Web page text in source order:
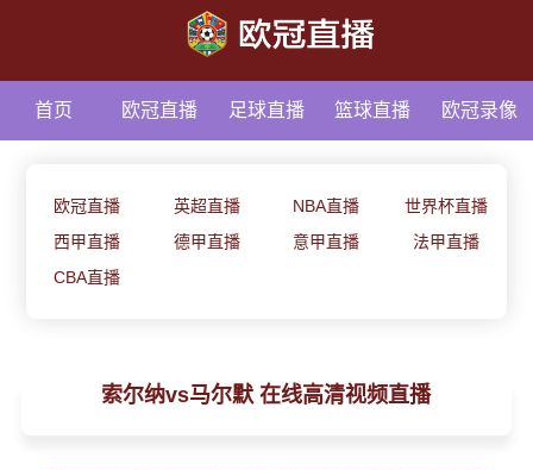
首页 欧冠直播 足球直播 篮球直播 欧冠录像
欧冠直播 英超直播 NBA直播
世界杯直播
西甲直播
德甲直播 意甲直播
法甲直播
CBA直播
索尔纳vs马尔默 在线高清视频直播